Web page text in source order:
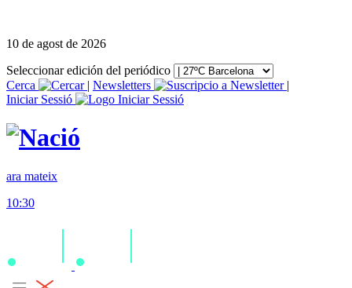
10 de agost de 2026
Seleccionar edición del periódico
Cerca
| Newsletters
|
Iniciar Sessió
ara mateix
10:30